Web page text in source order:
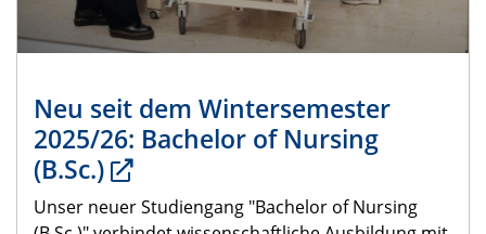
Neu seit dem Wintersemester
2025/26: Bachelor of Nursing
(B.Sc.)
Unser neuer Studiengang "Bachelor of Nursing